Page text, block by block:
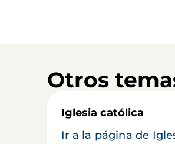
Otros
Iglesia católica
Ir a la página de